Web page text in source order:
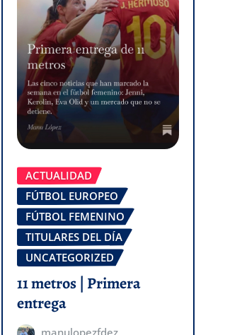
ACTUALIDAD
FÚTBOL EUROPEO
FÚTBOL FEMENINO
TITULARES DEL DÍA
UNCATEGORIZED
11 metros | Primera
entrega